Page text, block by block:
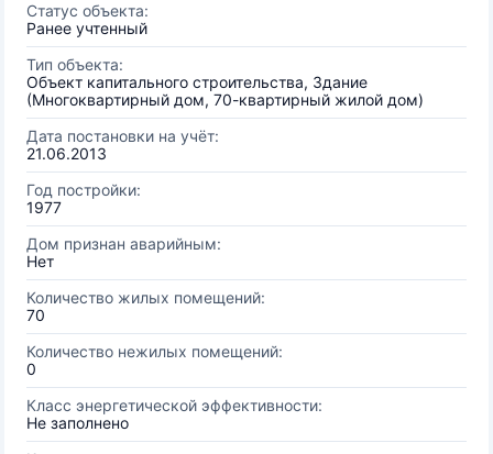
Статус объекта:
Ранее учтенный
Тип объекта:
Объект капитального строительства, Здание
(Многоквартирный дом, 70-квартирный жилой дом)
Дата постановки на учёт:
21.06.2013
Год постройки:
1977
Дом признан аварийным:
Нет
Количество жилых помещений:
70
Количество нежилых помещений:
0
Класс энергетической эффективности:
Не заполнено